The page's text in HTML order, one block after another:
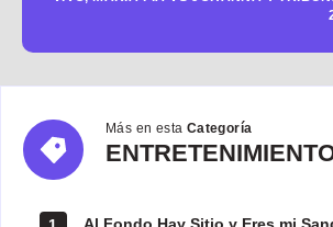
Más en esta Categoría
ENTRETENIMIENTO
Al Fondo Hay Sitio y Eres mi